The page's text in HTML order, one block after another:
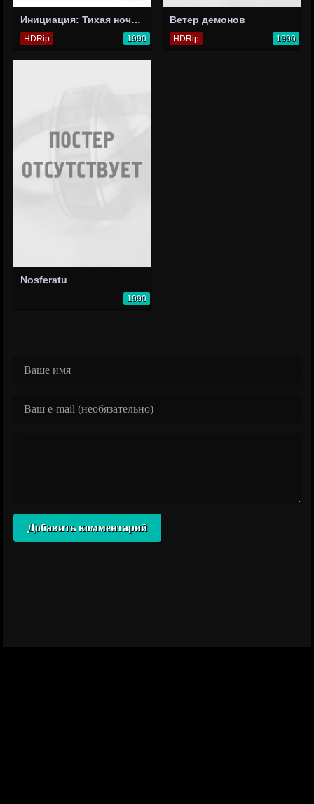
Инициация: Тихая ночь, смертельная ночь 4
HDRip 1990
Ветер демонов
HDRip 1990
Nosferatu
1990
Добавить комментарий